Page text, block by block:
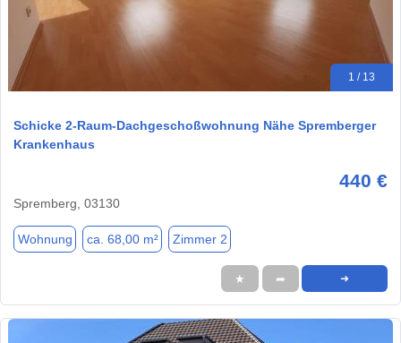
1 / 13
Schicke 2-Raum-Dachgeschoßwohnung Nähe Spremberger
Krankenhaus
440 €
Spremberg, 03130
Wohnung ca. 68,00 m² Zimmer 2
★ ➦ ➜